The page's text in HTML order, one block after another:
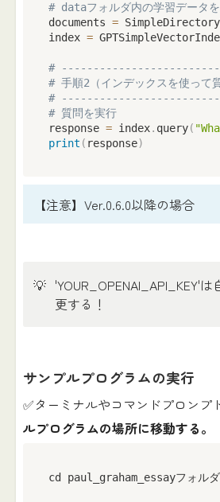
# dataフォルダ内の学習データ
documents =
index =
#
# 手順2（インデックスを使って質
#
# 質問を実行
response = index. query(
print ( response)
【注意】Ver.0.6.0以降の場合
💡 'YOUR_OPENAI_API_KEY'
更する！
サンプルプログラムの実行
✅ターミナルやコマンドプロンプ
ルプログラムの場所に移動する。
cd paul_graham_essayフォルダ